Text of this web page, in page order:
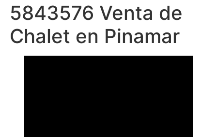
5843576 Venta de
Chalet en Pinamar